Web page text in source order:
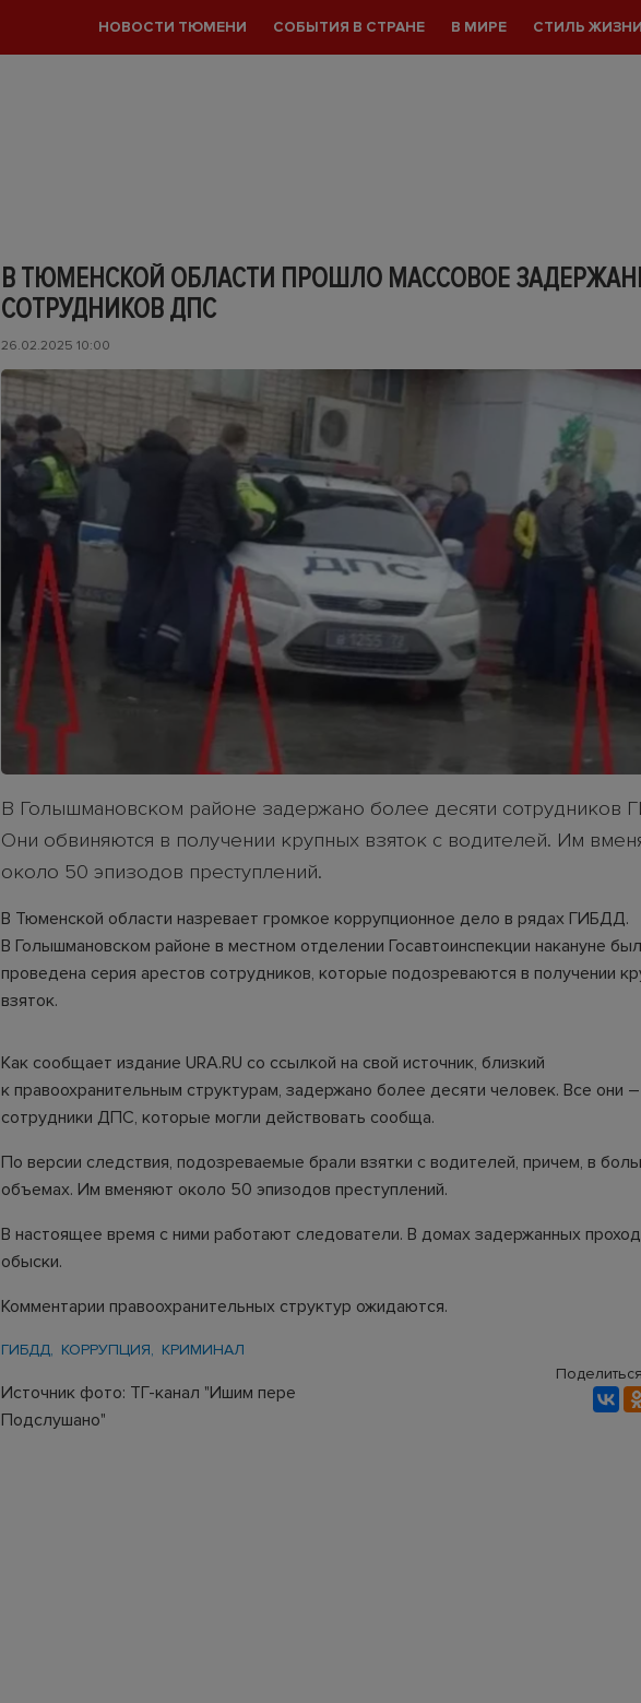
НОВОСТИ ТЮМЕНИ СОБЫТИЯ В СТРАНЕ В МИРЕ СТИЛЬ ЖИЗНИ
В ТЮМЕНСКОЙ ОБЛАСТИ ПРОШЛО МАССОВОЕ
СОТРУДНИКОВ ДПС
26.02.2025 10:00
В Голышмановском районе задержано более десяти сотрудников
Они обвиняются в получении крупных взяток с водителей. Им
около 50 эпизодов преступлений.
В Тюменской области назревает громкое коррупционное дело в рядах ГИБДД.
В Голышмановском районе в местном отделении Госавтоинспекции накануне
проведена серия арестов сотрудников, которые подозреваются в получении
взяток.
Как сообщает издание URA.RU со ссылкой на свой источник, близкий
к правоохранительным структурам, задержано более десяти человек. Все они –
сотрудники ДПС, которые могли действовать сообща.
По версии следствия, подозреваемые брали взятки с водителей, причем, в
объемах. Им вменяют около 50 эпизодов преступлений.
В настоящее время с ними работают следователи. В домах задержанных
обыски.
Комментарии правоохранительных структур ожидаются.
ГИБДД КОРРУПЦИЯ КРИМИНАЛ
Источник фото: ТГ-канал "Ишим пере
Подслушано"